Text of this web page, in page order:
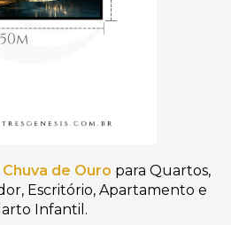
de Ouro para Quartos,
Escritório, Apartamento e
Infantil.